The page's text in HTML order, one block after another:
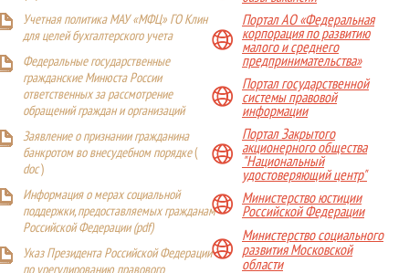
Учетная политика МАУ «МФЦ» ГО Клин
для целей бухгалтерского учета
Федеральные государственные
гражданские Минюста России
ответственных за рассмотрение
обращений граждан и организаций
Заявление о признании гражданина
банкротом во внесудебном порядке(
doc)
Информация о мерах социальной
поддержки, предоставляемых гражданам
Российской Федерации (pdf)
Указ Президента Российской Федерации
Портал АО «Федеральная
корпорация по развитию
малого и среднего
предпринимательства»
Портал государственной
системы правовой
информации
Портал Закрытого
акционерного общества
"Национальный
удостоверяющий центр"
Министерство юстиции
Российской Федерации
Министерство социального
развития Московской
области